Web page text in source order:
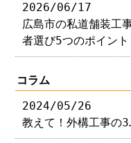
2026/06/17
広島市の私道舗装工
者選び5つのポイント
コラム
2024/05/26
教えて！外構工事の